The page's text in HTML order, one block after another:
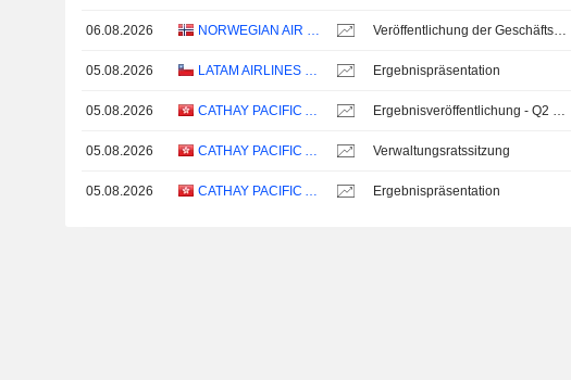
06.08.2026 NORWEGIAN AIR SHUTTLE ASA Veröffentlichung der Geschäftszahlen
05.08.2026 LATAM AIRLINES GROUP S.A. Ergebnispräsentation
05.08.2026 CATHAY PACIFIC AIRWAYS LIMITED Ergebnisveröffentlichung - Q2 2026
05.08.2026 CATHAY PACIFIC AIRWAYS LIMITED Verwaltungsratssitzung
05.08.2026 CATHAY PACIFIC AIRWAYS LIMITED Ergebnispräsentation